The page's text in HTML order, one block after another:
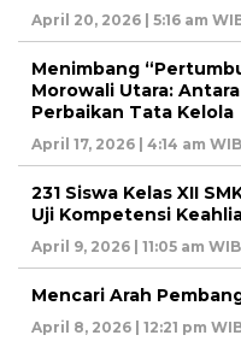
April 20, 2026 | 5:16 am
Menimbang
Morowali Utara:
Perbaikan Tata Kelola
April 17, 2026 | 4:14 am WIB
231 Siswa Kelas XII
Uji Kompetensi
April 9, 2026 | 11:05 am WIB
Mencari Arah
April 8, 2026 | 12:21 pm